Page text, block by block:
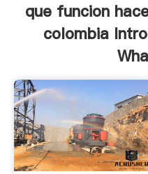
que funcion
colombia